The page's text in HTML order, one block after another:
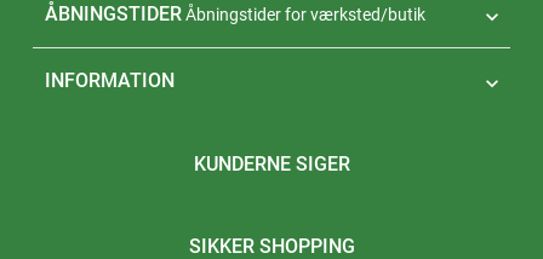
ÅBNINGSTIDER 
Åbningstider for værksted/butik
INFORMATION 
KUNDERNE SIGER
SIKKER SHOPPING